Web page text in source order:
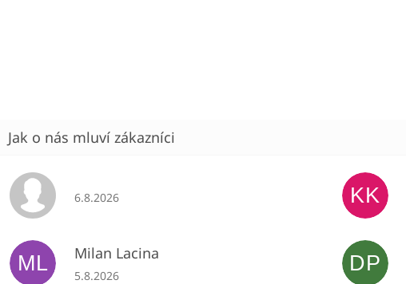
Hodnocení obchodu je 5 z 5 hvězdiček.
6.8.2026 KK
ML Milan Lacina
Hodnocení obchodu je 5 z 5 hvězdiček.
5.8.2026
DP